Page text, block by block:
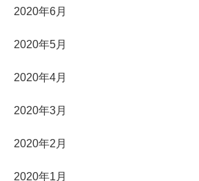
2020年6月
2020年5月
2020年4月
2020年3月
2020年2月
2020年1月